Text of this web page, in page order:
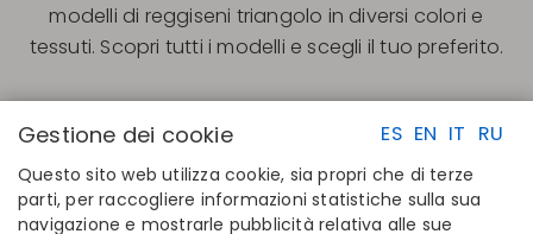
modelli di reggiseni triangolo in diversi colori e
tessuti. Scopri tutti i modelli e scegli il tuo preferito.
ES EN IT RU
Gestione dei cookie
Questo sito web utilizza cookie, sia propri che di terze
parti, per raccogliere informazioni statistiche sulla sua
navigazione e mostrarle pubblicità relativa alle sue